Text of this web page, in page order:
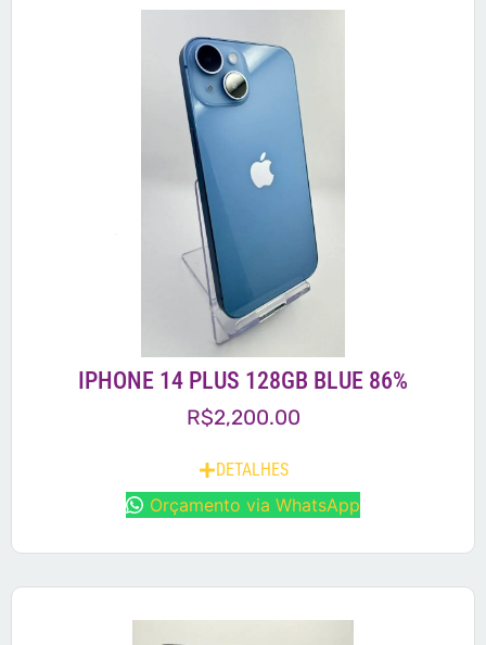
IPHONE 14 PLUS 128GB BLUE 86%
R$2,200.00
DETALHES
Orçamento via WhatsApp